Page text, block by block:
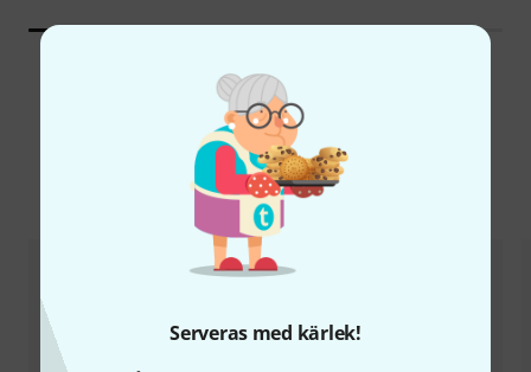
Serveras med kärlek!
Jämför alternativ